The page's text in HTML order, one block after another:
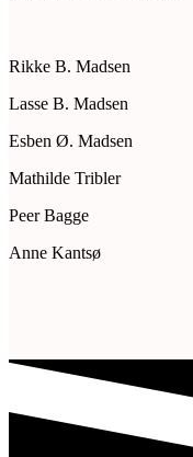
Rikke B. Madsen
Lasse B. Madsen
Esben Ø. Madsen
Mathilde Tribler
Peer Bagge
Anne Kantsø